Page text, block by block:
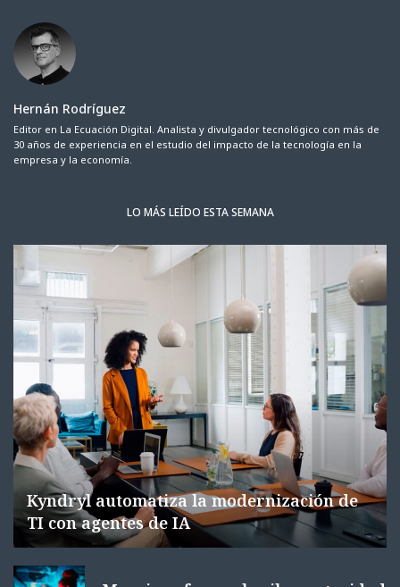
Hernán Rodríguez
Editor en La Ecuación Digital. Analista y divulgador tecnológico con más de
30 años de experiencia en el estudio del impacto de la tecnología en la
empresa y la economía.
LO MÁS LEÍDO ESTA SEMANA
Kyndryl automatiza la modernización de
TI con agentes de IA